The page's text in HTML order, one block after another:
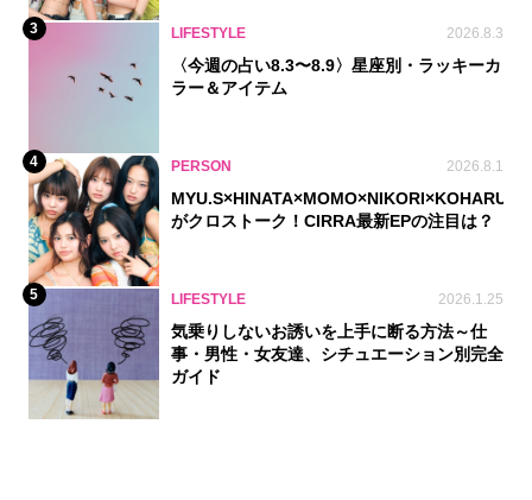
3 LIFESTYLE 2026.8.3
〈今週の占い8.3〜8.9〉星座別・ラッキーカ
ラー＆アイテム
4 PERSON 2026.8.1
MYU.S×HINATA×MOMO×NIKORI×KOHARU
がクロストーク！CIRRA最新EPの注目は？
5 LIFESTYLE 2026.1.25
気乗りしないお誘いを上手に断る方法～仕
事・男性・女友達、シチュエーション別完全
ガイド